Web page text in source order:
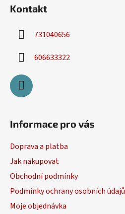
Kontakt
731040656
606633322
Informace pro vás
Doprava a platba
Jak nakupovat
Obchodní podmínky
Podmínky ochrany osobních údajů
Moje objednávka